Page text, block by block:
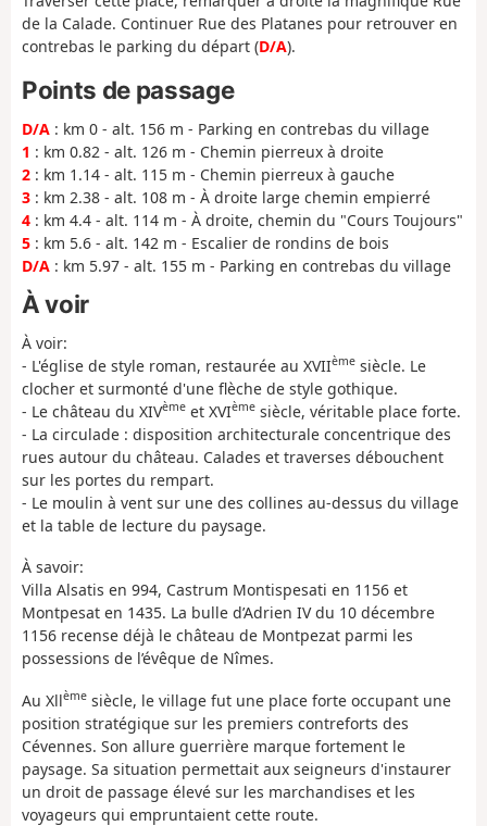
de la Calade. Continuer Rue des Platanes pour retrouver en
contrebas le parking du départ (D/A).
Points de passage
D/A : km 0 - alt. 156 m - Parking en contrebas du village
1 : km 0.82 - alt. 126 m - Chemin pierreux à droite
2 : km 1.14 - alt. 115 m - Chemin pierreux à gauche
3 : km 2.38 - alt. 108 m - À droite large chemin empierré
4 : km 4.4 - alt. 114 m - À droite, chemin du "Cours Toujours"
5 : km 5.6 - alt. 142 m - Escalier de rondins de bois
D/A : km 5.97 - alt. 155 m - Parking en contrebas du village
À voir
À voir:
- L'église de style roman, restaurée au XVIIème siècle. Le
clocher et surmonté d'une flèche de style gothique.
- Le château du XIVème et XVIème siècle, véritable place forte.
- La circulade : disposition architecturale concentrique des
rues autour du château. Calades et traverses débouchent
sur les portes du rempart.
- Le moulin à vent sur une des collines au-dessus du village
et la table de lecture du paysage.
À savoir:
Villa Alsatis en 994, Castrum Montispesati en 1156 et
Montpesat en 1435. La bulle d’Adrien IV du 10 décembre
1156 recense déjà le château de Montpezat parmi les
possessions de l’évêque de Nîmes.
Au Xllème siècle, le village fut une place forte occupant une
position stratégique sur les premiers contreforts des
Cévennes. Son allure guerrière marque fortement le
paysage. Sa situation permettait aux seigneurs d'instaurer
un droit de passage élevé sur les marchandises et les
voyageurs qui empruntaient cette route.